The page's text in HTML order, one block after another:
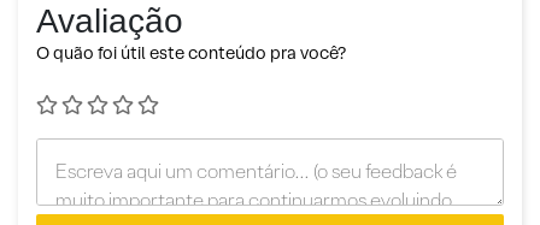
Avaliação
O quão foi útil este conteúdo pra você?